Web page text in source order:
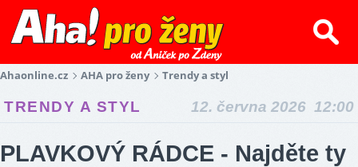
Ahaonline.cz AHA pro ženy Trendy a styl
12. června 2026 12:00
TRENDY A STYL
PLAVKOVÝ RÁDCE - Najděte ty